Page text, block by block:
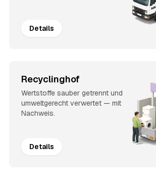
Details
Recyclinghof
Wertstoffe sauber getrennt und
umweltgerecht verwertet — mit
Nachweis.
Details